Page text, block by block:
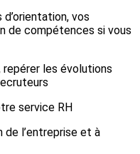
vos
de compétences si vous
les évolutions
service RH
l’entreprise et à